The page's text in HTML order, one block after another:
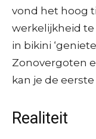
vond het hoog
werkelijkheid te
in bikini
Zonovergoten
kan je de
Realiteit